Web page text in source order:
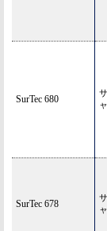
SurTec 680
SurTec 678